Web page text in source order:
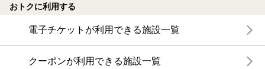
おトクに利用する
電子チケットが利用できる施設一覧
クーポンが利用できる施設一覧